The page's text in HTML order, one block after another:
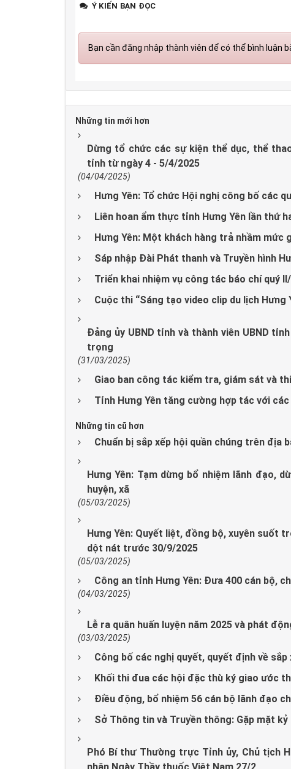
Ý KIẾN BẠN ĐỌC
Bạn cần đăng nhập thành viên để có thể bình luận
Những tin mới hơn
Dừng tổ chức các sự kiện thể dục, thể
tỉnh từ ngày 4 - 5/4/2025
(04/04/2025)
Hưng Yên: Tổ chức Hội nghị công bố các
Liên hoan ẩm thực tỉnh Hưng Yên lần thứ
Hưng Yên: Một khách hàng trả nhầm mức
Sáp nhập Đài Phát thanh và Truyền hình
Triển khai nhiệm vụ công tác báo chí quý
Cuộc thi “Sáng tạo video clip du lịch Hưng
Đảng ủy UBND tỉnh và thành viên UBND
trọng
(31/03/2025)
Giao ban công tác kiểm tra, giám sát và
Tỉnh Hưng Yên tăng cường hợp tác với
Những tin cũ hơn
Chuẩn bị sắp xếp hội quần chúng trên địa
Hưng Yên: Tạm dừng bổ nhiệm lãnh đạo,
huyện, xã
(05/03/2025)
Hưng Yên: Quyết liệt, đồng bộ, xuyên suốt
dột nát trước 30/9/2025
(05/03/2025)
Công an tỉnh Hưng Yên: Đưa 400 cán bộ,
(04/03/2025)
Lễ ra quân huấn luyện năm 2025 và phát
(03/03/2025)
Công bố các nghị quyết, quyết định về
Khối thi đua các hội đặc thù ký giao ước
Điều động, bổ nhiệm 56 cán bộ lãnh đạo
Sở Thông tin và Truyền thông: Gặp mặt
Phó Bí thư Thường trực Tỉnh ủy, Chủ tịch